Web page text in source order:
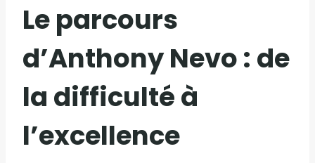
Le parcours
d’Anthony Nevo : de
la difficulté à
l’excellence